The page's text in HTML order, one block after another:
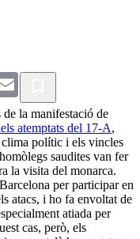
Email
la manifestació de
atemptats del 17-A,
clima polític i els vincles
saudites van fer
la visita del monarca.
per participar en
atacs, i ho fa envoltat de
atiada per
cas, però, els